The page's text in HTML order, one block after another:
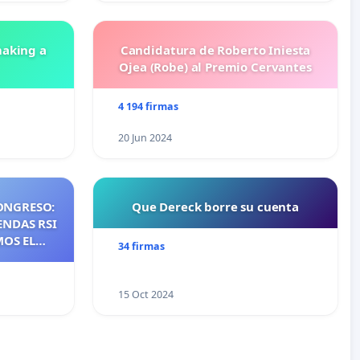
a
Candidatura de Roberto Iniesta
Ojea (Robe) al Premio Cervantes
4 194 firmas
20 Jun 2024
RSI
EL
DE
DE QUE
Que Dereck borre su cuenta
34 firmas
15 Oct 2024